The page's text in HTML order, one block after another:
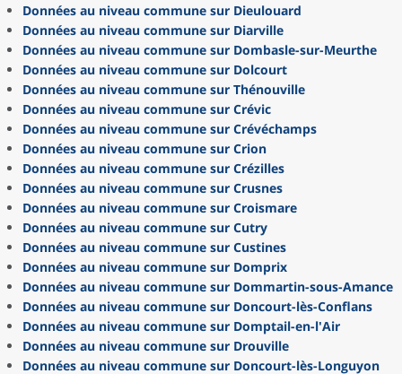
Données au niveau commune sur Dieulouard
Données au niveau commune sur Diarville
Données au niveau commune sur Dombasle-sur-Meurthe
Données au niveau commune sur Dolcourt
Données au niveau commune sur Thénouville
Données au niveau commune sur Crévic
Données au niveau commune sur Crévéchamps
Données au niveau commune sur Crion
Données au niveau commune sur Crézilles
Données au niveau commune sur Crusnes
Données au niveau commune sur Croismare
Données au niveau commune sur Cutry
Données au niveau commune sur Custines
Données au niveau commune sur Domprix
Données au niveau commune sur Dommartin-sous-Amance
Données au niveau commune sur Doncourt-lès-Conflans
Données au niveau commune sur Domptail-en-l'Air
Données au niveau commune sur Drouville
Données au niveau commune sur Doncourt-lès-Longuyon